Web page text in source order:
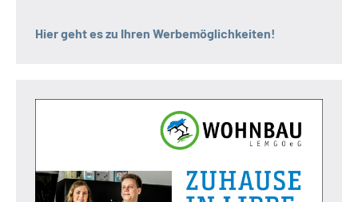
Hier geht es zu Ihren Werbemöglichkeiten!